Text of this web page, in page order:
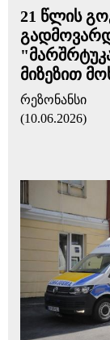
21 წლის
მიზეზით
რეზონანსი
(10.06.2026)